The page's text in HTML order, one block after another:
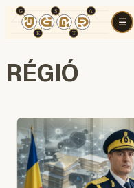
☰
TÉR
RÉGIÓ